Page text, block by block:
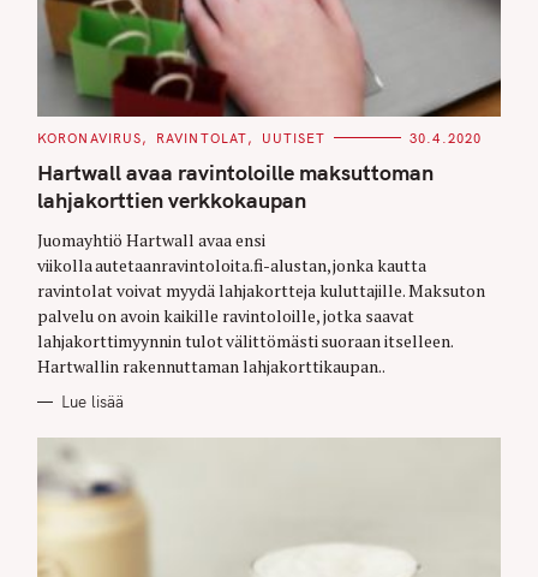
C
T
E
G
O
I
E
S
KORONAVIRUS RAVINTOLAT UUTISET 30.4.2020
Hartwall avaa ravintoloille maksuttoman
lahjakorttien verkkokaupan
Juomayhtiö Hartwall avaa ensi
viikolla autetaanravintoloita.fi-alustan, jonka kautta
ravintolat voivat myydä lahjakortteja kuluttajille. Maksuton
palvelu on avoin kaikille ravintoloille, jotka saavat
lahjakorttimyynnin tulot välittömästi suoraan itselleen.
Hartwallin rakennuttaman lahjakorttikaupan..
Lue lisää